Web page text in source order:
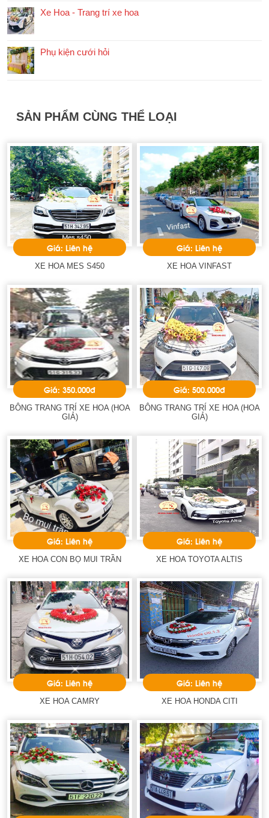
Xe Hoa - Trang trí xe hoa
Phụ kiện cưới hỏi
SẢN PHẨM CÙNG THỂ LOẠI
Giá: Liên hệ
XE HOA MES S450
Giá: Liên hệ
XE HOA VINFAST
Giá: 350.000đ
BÔNG TRANG TRÍ XE HOA (HOA
GIẢ)
Giá: 500.000đ
BÔNG TRANG TRÍ XE HOA (HOA
GIẢ)
Giá: Liên hệ
XE HOA CON BỌ MUI TRẦN
Giá: Liên hệ
XE HOA TOYOTA ALTIS
Giá: Liên hệ
XE HOA CAMRY
Giá: Liên hệ
XE HOA HONDA CITI